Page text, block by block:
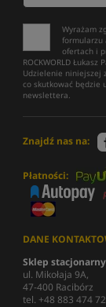
Wyrażam
formularzu
ofertach i
ROCKWORLD
Udzielenie niniejszej
co skutkować będzie
newslettera.
Znajdź nas na:
Płatności:
DANE
Sklep
ul. Mikołaja 9A,
47-400 Racibórz
tel. +48 883 474